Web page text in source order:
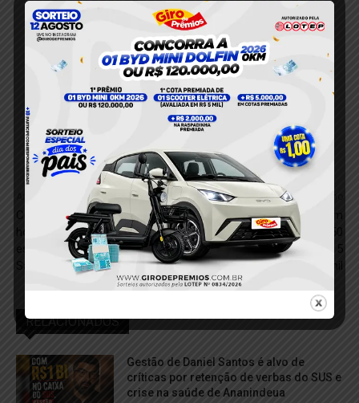
Condenado por tentativa de
homicídio é preso após
esfaquear cunhada em
Santarém
Concurso TJPA 2025 tem
edital publicado com 50
vagas e salários de até R$ 15
RELACIONADOS
Gestão de Daniel Santos é alvo de
críticas por retenção de verbas do SUS e
crise na saúde de Ananindeua